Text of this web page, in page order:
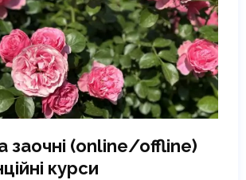
заочні (online/offline)
курси